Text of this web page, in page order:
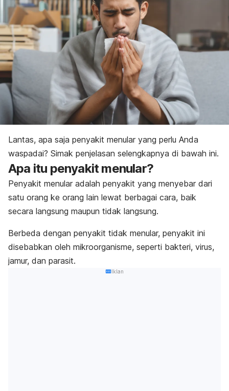
Lantas, apa saja penyakit menular yang perlu Anda
waspadai? Simak penjelasan selengkapnya di bawah ini.
Apa itu penyakit menular?
Penyakit menular adalah penyakit yang menyebar dari
satu orang ke orang lain lewat berbagai cara, baik
secara langsung maupun tidak langsung.
Berbeda dengan penyakit tidak menular, penyakit ini
disebabkan oleh mikroorganisme, seperti bakteri, virus,
jamur, dan parasit.
Iklan